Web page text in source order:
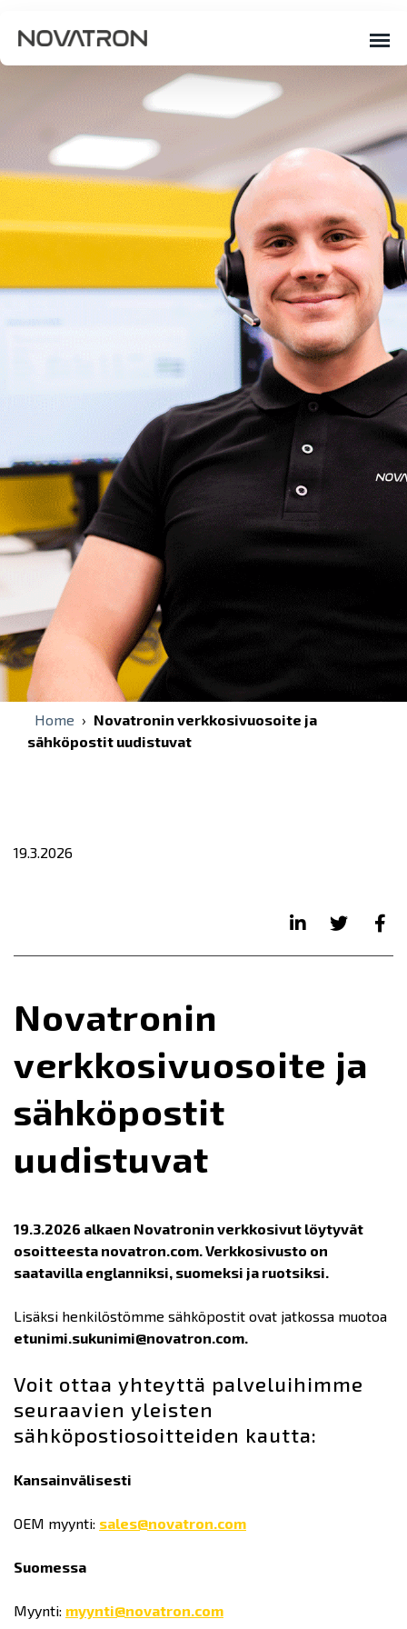
Home › Novatronin verkkosivuosoite ja
sähköpostit uudistuvat
19.3.2026
Novatronin
verkkosivuosoite ja
sähköpostit
uudistuvat
19.3.2026 alkaen Novatronin verkkosivut löytyvät
osoitteesta novatron.com. Verkkosivusto on
saatavilla englanniksi, suomeksi ja ruotsiksi.
Lisäksi henkilöstömme sähköpostit ovat jatkossa muotoa
etunimi.sukunimi@novatron.com.
Voit ottaa yhteyttä palveluihimme
seuraavien yleisten
sähköpostiosoitteiden kautta:
Kansainvälisesti
OEM myynti: sales@novatron.com
Suomessa
Myynti: myynti@novatron.com